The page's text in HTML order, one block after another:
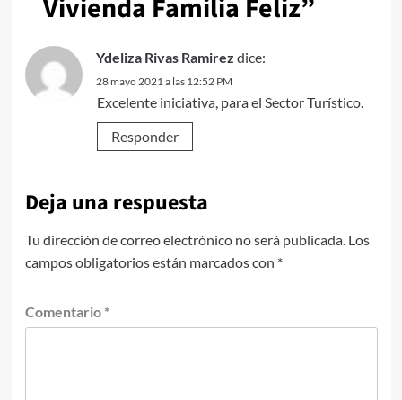
Vivienda Familia Feliz”
Ydeliza Rivas Ramirez dice:
28 mayo 2021 a las 12:52 PM
Excelente iniciativa, para el Sector Turístico.
Responder
Deja una respuesta
Tu dirección de correo electrónico no será publicada. Los
campos obligatorios están marcados con *
Comentario *